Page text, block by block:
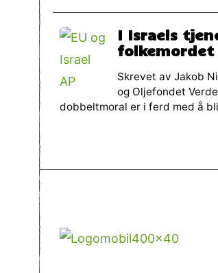
I Israels
folkemordet
Skrevet av Jakob
og Oljefondet
dobbeltmoral er i ferd med å